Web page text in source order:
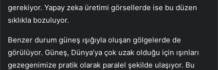
gerekiyor. Yapay zeka üretimi görsellerde ise bu düzen
sıklıkla bozuluyor.
Benzer durum güneş ışığıyla oluşan gölgelerde de
görülüyor. Güneş, Dünya’ya çok uzak olduğu için ışınları
gezegenimize pratik olarak paralel şekilde ulaşıyor. Bu